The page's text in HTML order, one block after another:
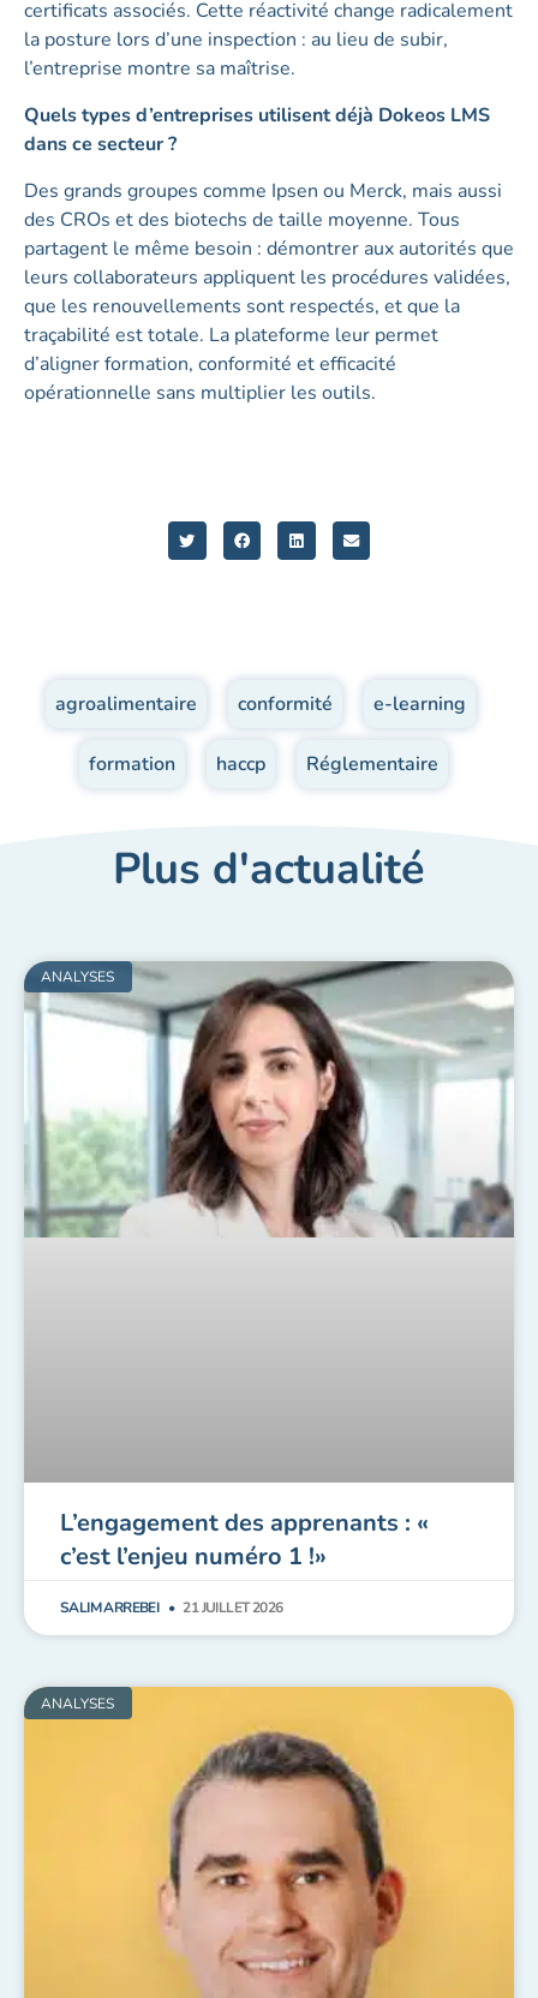
certificats associés. Cette réactivité change radicalement
la posture lors d’une inspection : au lieu de subir,
l’entreprise montre sa maîtrise.
Quels types d’entreprises utilisent déjà Dokeos LMS
dans ce secteur ?
Des grands groupes comme Ipsen ou Merck, mais aussi
des CROs et des biotechs de taille moyenne. Tous
partagent le même besoin : démontrer aux autorités que
leurs collaborateurs appliquent les procédures validées,
que les renouvellements sont respectés, et que la
traçabilité est totale. La plateforme leur permet
d’aligner formation, conformité et efficacité
opérationnelle sans multiplier les outils.
agroalimentaire conformité e-learning
formation haccp Réglementaire
Plus d'actualité
ANALYSES
L’engagement des apprenants : «
c’est l’enjeu numéro 1 !»
SALIM ARREBEI 21 JUILLET 2026
ANALYSES